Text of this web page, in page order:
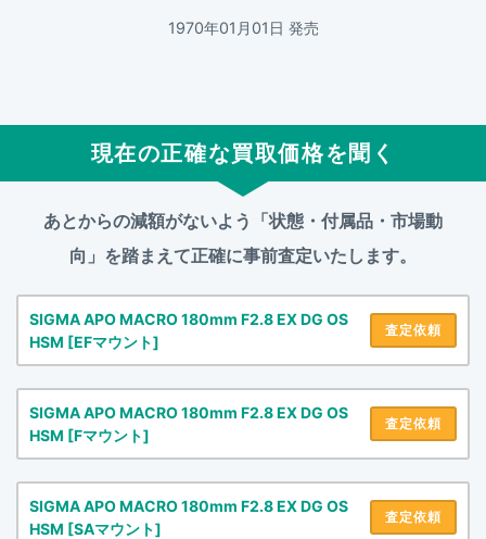
1970年01月01日 発売
現在の正確な買取価格を聞く
あとからの減額がないよう「状態・付属品・市場動
向」を踏まえて正確に事前査定いたします。
SIGMA APO MACRO 180mm F2.8 EX DG OS
HSM [EFマウント]
査定依頼
SIGMA APO MACRO 180mm F2.8 EX DG OS
HSM [Fマウント]
査定依頼
SIGMA APO MACRO 180mm F2.8 EX DG OS
HSM [SAマウント]
査定依頼